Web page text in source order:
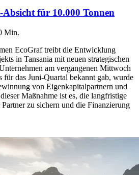
für 10.000 Tonnen
Min.
EcoGraf treibt die Entwicklung
in Tansania mit neuen strategischen
am vergangenen Mittwoch
für das Juni-Quartal bekannt gab, wurde
von Eigenkapitalpartnern und
Maßnahme ist es, die langfristige
zu sichern und die Finanzierung